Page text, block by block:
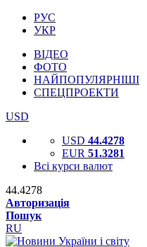
РУС
УКР
ВІДЕО
ФОТО
НАЙПОПУЛЯРНІШІ
СПЕЦПРОЕКТИ
USD
USD 44.4278
EUR 51.3281
Всі курси валют
44.4278
Авторизація
Пошук
RU